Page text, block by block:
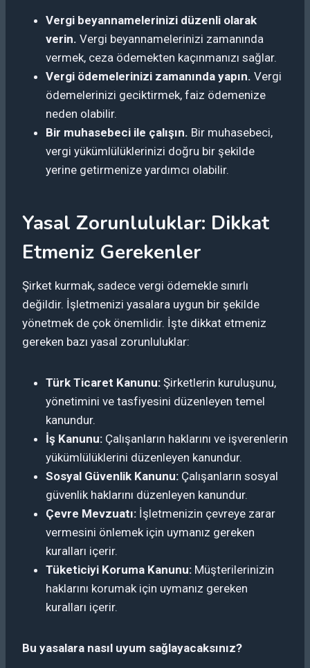
Vergi beyannamelerinizi düzenli olarak
verin. Vergi beyannamelerinizi zamanında
vermek, ceza ödemekten kaçınmanızı sağlar.
Vergi ödemelerinizi zamanında yapın. Vergi
ödemelerinizi geciktirmek, faiz ödemenize
neden olabilir.
Bir muhasebeci ile çalışın. Bir muhasebeci,
vergi yükümlülüklerinizi doğru bir şekilde
yerine getirmenize yardımcı olabilir.
Yasal Zorunluluklar: Dikkat
Etmeniz Gerekenler
Şirket kurmak, sadece vergi ödemekle sınırlı
değildir. İşletmenizi yasalara uygun bir şekilde
yönetmek de çok önemlidir. İşte dikkat etmeniz
gereken bazı yasal zorunluluklar:
Türk Ticaret Kanunu: Şirketlerin kuruluşunu,
yönetimini ve tasfiyesini düzenleyen temel
kanundur.
İş Kanunu: Çalışanların haklarını ve işverenlerin
yükümlülüklerini düzenleyen kanundur.
Sosyal Güvenlik Kanunu: Çalışanların sosyal
güvenlik haklarını düzenleyen kanundur.
Çevre Mevzuatı: İşletmenizin çevreye zarar
vermesini önlemek için uymanız gereken
kuralları içerir.
Tüketiciyi Koruma Kanunu: Müşterilerinizin
haklarını korumak için uymanız gereken
kuralları içerir.
Bu yasalara nasıl uyum sağlayacaksınız?